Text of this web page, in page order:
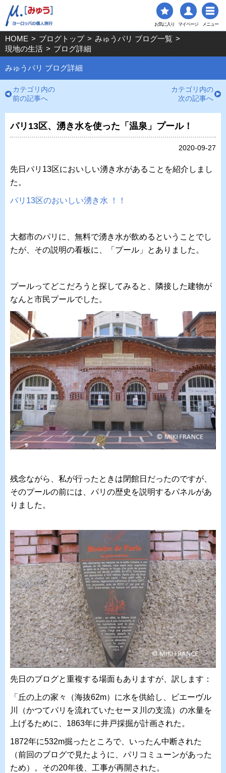
お気に入り マイページ メニュー
HOME > ブログトップ > みゅうパリ ブログ一覧 >
現地の生活 > ブログ詳細
みゅうパリ ブログ詳細
カテゴリ内の
前の記事へ
カテゴリ内の
次の記事へ
パリ13区、湧き水を使った「温泉」プール！
2020-09-27
先日パリ13区においしい湧き水があることを紹介しまし
た。
パリ13区のおいしい湧き水 ！！
大都市のパリに、無料で湧き水が飲めるということでし
たが、その説明の看板に、「プール」とありました。
プールってどこだろうと探してみると、隣接した建物が
なんと市民プールでした。
残念ながら、私が行ったときは閉館日だったのですが、
そのプールの前には、パリの歴史を説明するパネルがあ
りました。
先日のブログと重複する場面もありますが、訳します：
「丘の上の家々（海抜62m）に水を供給し、ビエーヴル
川（かつてパリを流れていたセーヌ川の支流）の水量を
上げるために、1863年に井戸採掘が計画された。
1872年に532m掘ったところで、いったん中断された
（前回のブログで見たように、パリコミューンがあった
ため）。その20年後、工事が再開された。